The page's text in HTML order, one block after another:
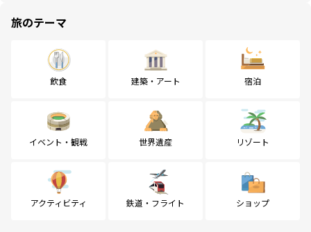
旅のテーマ
飲食 建築・アート 宿泊
イベント・観戦 世界遺産 リゾート
アクティビティ 鉄道・フライト ショップ